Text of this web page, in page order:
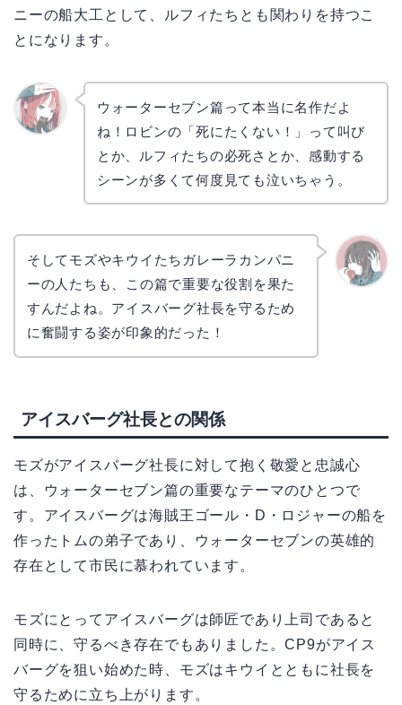
ニーの船大工として、ルフィたちとも関わりを持つこ
とになります。
ウォーターセブン篇って本当に名作だよ
ね！ロビンの「死にたくない！」って叫び
とか、ルフィたちの必死さとか、感動する
シーンが多くて何度見ても泣いちゃう。
そしてモズやキウイたちガレーラカンパニ
ーの人たちも、この篇で重要な役割を果た
すんだよね。アイスバーグ社長を守るため
に奮闘する姿が印象的だった！
アイスバーグ社長との関係
モズがアイスバーグ社長に対して抱く敬愛と忠誠心
は、ウォーターセブン篇の重要なテーマのひとつで
す。アイスバーグは海賊王ゴール・D・ロジャーの船を
作ったトムの弟子であり、ウォーターセブンの英雄的
存在として市民に慕われています。
モズにとってアイスバーグは師匠であり上司であると
同時に、守るべき存在でもありました。CP9がアイス
バーグを狙い始めた時、モズはキウイとともに社長を
守るために立ち上がります。